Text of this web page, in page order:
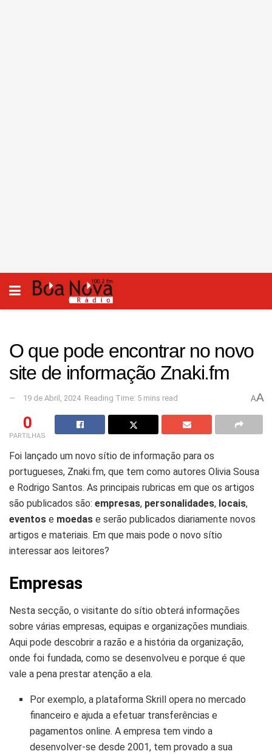
O que pode encontrar no novo
site de informação Znaki.fm
19 de Abril, 2024 Reading Time: 5 mins read AA
0
PARTILHAS
Foi lançado um novo sítio de informação para os
portugueses, Znaki.fm, que tem como autores Olivia Sousa
e Rodrigo Santos. As principais rubricas em que os artigos
são publicados são: empresas, personalidades, locais,
eventos e moedas e serão publicados diariamente novos
artigos e materiais. Em que mais pode o novo sítio
interessar aos leitores?
Empresas
Nesta secção, o visitante do sítio obterá informações
sobre várias empresas, equipas e organizações mundiais.
Aqui pode descobrir a razão e a história da organização,
onde foi fundada, como se desenvolveu e porque é que
vale a pena prestar atenção a ela.
Por exemplo, a plataforma Skrill opera no mercado
financeiro e ajuda a efetuar transferências e
pagamentos online. A empresa tem vindo a
desenvolver-se desde 2001, tem provado a sua